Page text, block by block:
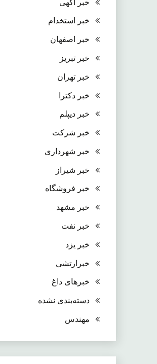
خبر استخدام
خبر اصفهان
خبر تبریز
خبر تهران
خبر دکترا
خبر دیپلم
خبر شرکت
خبر شهرداری
خبر شیراز
خبر فروشگاه
خبر مشهد
خبر نفت
خبر یزد
خبرارتشی
خبرهای داغ
دسته‌بندی نشده
مهندس